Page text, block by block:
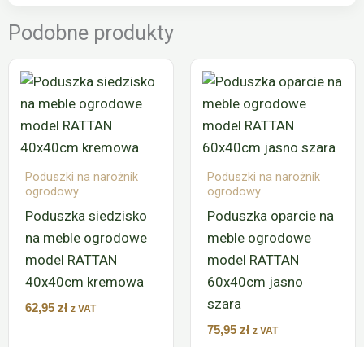
Podobne produkty
Poduszki na narożnik
ogrodowy
Poduszka siedzisko
na meble ogrodowe
model RATTAN
40x40cm kremowa
62,95 zł z VAT
Poduszki na narożnik
ogrodowy
Poduszka oparcie na
meble ogrodowe
model RATTAN
60x40cm jasno
szara
75,95 zł z VAT